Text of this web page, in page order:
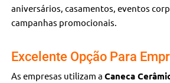
aniversários, casamentos, eventos
campanhas promocionais.
Excelente Opção Para
As empresas utilizam aCaneca